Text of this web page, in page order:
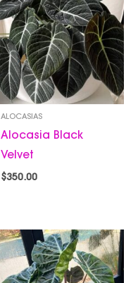
ALOCASIAS
Alocasia Black
Velvet
$350.00